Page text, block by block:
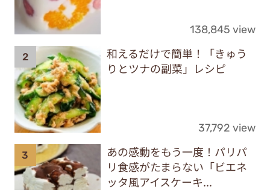
138,845 view
和えるだけで簡単！「きゅう
りとツナの副菜」レシピ
37,792 view
あの感動をもう一度！パリパ
リ食感がたまらない「ビエネ
ッタ風アイスケーキ...